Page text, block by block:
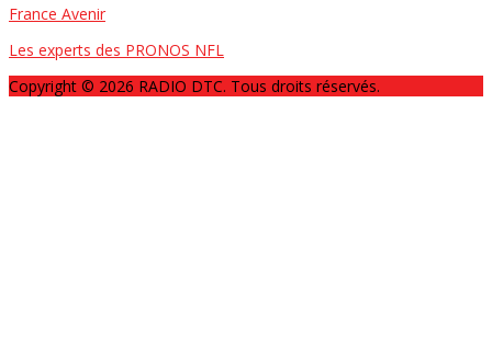
France Avenir
Les experts des PRONOS NFL
Copyright © 2026 RADIO DTC. Tous droits réservés.